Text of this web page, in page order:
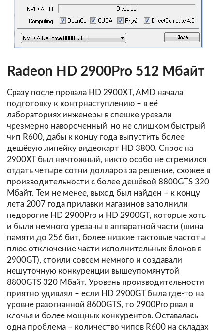
Radeon HD 2900Pro 512 Мбайт
Сразу после провала HD 2900XT, AMD начала
подготовку к контрнаступлению – в её
лабораториях инженеры в спешке урезали
чрезмерно навороченный, но не слишком быстрый
чип R600, дабы к концу года выпустить более
дешёвую линейку видеокарт HD 3800. Спрос на
2900XT был ничтожный, никто особо не стремился
отдать четыре сотни долларов за решение, схожее в
производительности с более дешёвой 8800GTS 320
Мбайт. Тем не менее, выход был найден – к концу
лета 2007 года прилавки магазинов заполнили
недорогие HD 2900Pro и HD 2900GT, которые хоть
и были немного урезаны в аппаратной части (шина
памяти до 256 бит, более низкие тактовые частоты
плюс отключение части исполнительных блоков в
2900GT), стоили совсем немного и создавали
нешуточную конкуренции вышеупомянутой
8800GTS 320 Мбайт. Уровень производительности
приятно удивлял – если HD 2900GT была где-то на
уровне разогнанной 8600GTS, то 2900Pro рвал в
клочья и более мощных конкурентов. Оставалась
одна проблема – количество чипов R600 на складах